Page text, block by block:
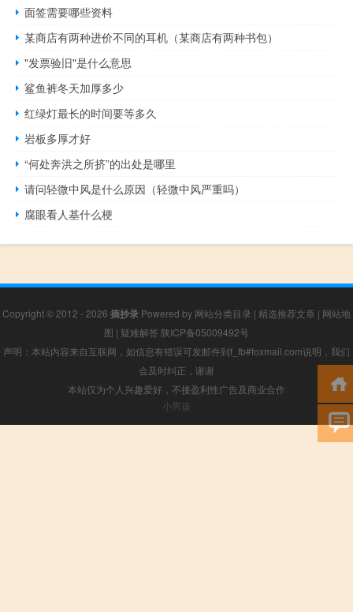
面签需要哪些资料
某商店有两种进价不同的耳机（某商店有两种书包）
"发票验旧"是什么意思
鲨鱼裤冬天加厚多少
红绿灯最长的时间要等多久
岩板多厚才好
“何处奔洪之所挤”的出处是哪里
请问轻微中风是什么原因（轻微中风严重吗）
腐眼看人基什么梗
Copyright © 2012 - 2026 摘抄录 Powered by 网站分类目录 | 精选推荐文章 | 网站地
图 | 疑难解答 陕ICP备05009492号
声明：本站内容来自互联网，如信息有错误可发邮件到f_fb#foxmail.com说明，我们
会及时纠正，谢谢
本站仅为个人兴趣爱好，不接盈利性广告及商业合作
小男孩